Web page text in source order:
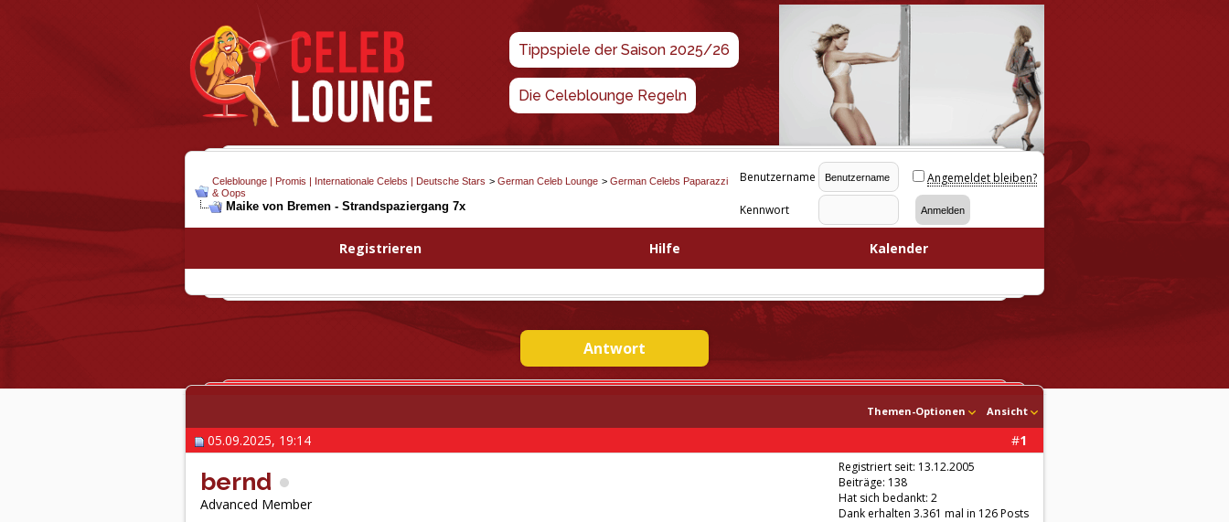
Tippspiele der Saison 2025/26
Die Celeblounge Regeln
Celeblounge | Promis | Internationale Celebs | Deutsche Stars > German Celeb Lounge > German Celebs Paparazzi
& Oops
Maike von Bremen - Strandspaziergang 7x
Benutzername Angemeldet bleiben?
Kennwort
Registrieren Hilfe Kalender
Antwort
Themen-Optionen Ansicht
#1
05.09.2025, 19:14
bernd
Advanced Member
Registriert seit: 13.12.2005
Beiträge: 138
Hat sich bedankt: 2
Dank erhalten 3.361 mal in 126 Posts